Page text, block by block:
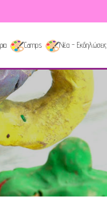
Camps Νέα - Εκδηλώσεις